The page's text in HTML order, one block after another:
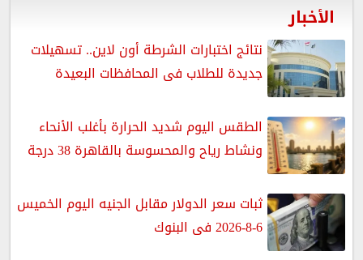
الأخبار
نتائج اختبارات الشرطة أون لاين.. تسهيلات
جديدة للطلاب فى المحافظات البعيدة
الطقس اليوم شديد الحرارة بأغلب الأنحاء
ونشاط رياح والمحسوسة بالقاهرة 38 درجة
ثبات سعر الدولار مقابل الجنيه اليوم الخميس
6-8-2026 فى البنوك